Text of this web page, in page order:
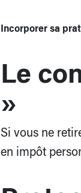
Incorporer sa
Le
»
Si vous ne
en impôt